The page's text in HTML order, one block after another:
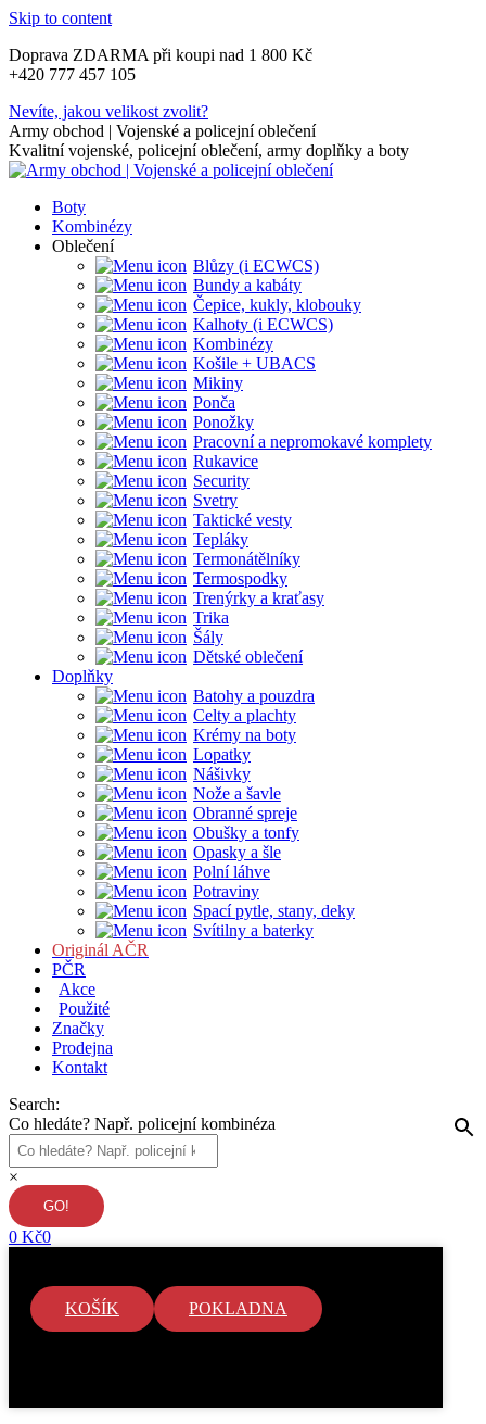
Skip to content
Doprava ZDARMA při koupi nad 1 800 Kč
+420 777 457 105
Nevíte, jakou velikost zvolit?
Army obchod | Vojenské a policejní oblečení
Kvalitní vojenské, policejní oblečení, army doplňky a boty
Boty
Kombinézy
Oblečení
Blůzy (i ECWCS)
Bundy a kabáty
Čepice, kukly, klobouky
Kalhoty (i ECWCS)
Kombinézy
Košile + UBACS
Mikiny
Ponča
Ponožky
Pracovní a nepromokavé komplety
Rukavice
Security
Svetry
Taktické vesty
Tepláky
Termonátělníky
Termospodky
Trenýrky a kraťasy
Trika
Šály
Dětské oblečení
Doplňky
Batohy a pouzdra
Celty a plachty
Krémy na boty
Lopatky
Nášivky
Nože a šavle
Obranné spreje
Obušky a tonfy
Opasky a šle
Polní láhve
Potraviny
Spací pytle, stany, deky
Svítilny a baterky
Originál AČR
PČR
Akce
Použité
Značky
Prodejna
Kontakt
Search:
Co hledáte? Např. policejní kombinéza
×
0 Kč0
KOŠÍK POKLADNA